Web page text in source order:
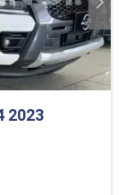
2023